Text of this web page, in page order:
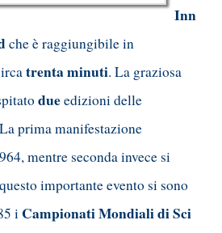
Inn
che è raggiungibile in
trenta minuti. La graziosa
dueedizioni delle
prima manifestazione
mentre seconda invece si
importante evento si sono
i Campionati Mondiali di Sci